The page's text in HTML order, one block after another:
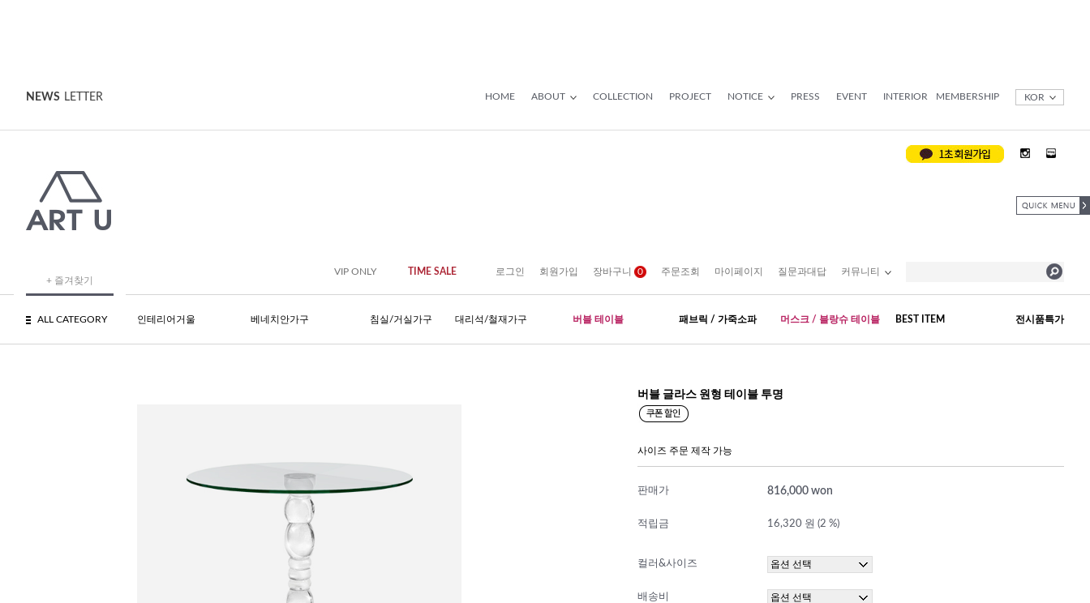
NEWS LETTER HOME ABOUT COLLECTION PROJECT NOTICE PRESS EVENT INTERIOR MEMBERSHIP KOR
+ 즐겨찾기
VIP ONLY TIME SALE 로그인 회원가입 장바구니 0 주문조회 마이페이지 질문과대답 커뮤니티
ALL CATEGORY 인테리어거울 베네치안가구 침실/거실가구 대리석/철재가구 버블 테이블 패브릭 / 가죽소파 머스크 / 블랑슈 테이블 BEST ITEM 전시품특가
버블 글라스 원형 테이블 투명
사이즈 주문 제작 가능
판매가 816,000 won
적립금 16,320 원 (2 %)
컬러&사이즈
배송비